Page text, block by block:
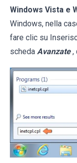
Windows Vista e
Windows, nella
fare clic su
scheda Avanzate ,